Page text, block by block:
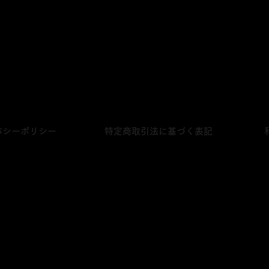
シーポリシー 特定商取引法に基づく表記